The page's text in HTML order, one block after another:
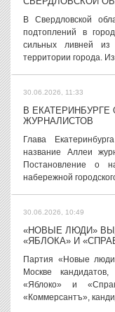
В Свердловской
подтоплений в
сильных ливней
территории города.
30.06.2026, 11:33
В
ЖУРНАЛИСТОВ
Глава
название Аллеи
Постановление о
набережной
30.06.2026, 10:49
«НОВЫЕ ЛЮДИ»
«ЯБЛОКА» И
Партия «Новые
Москве
«Яблоко» и
«Коммерсантъ»,